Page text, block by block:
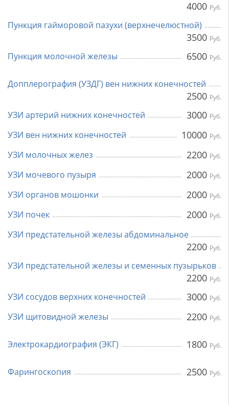
4000 Руб.
Пункция гайморовой пазухи (верхнечелюстной)
3500 Руб.
Пункция молочной железы 6500 Руб.
Допплерография (УЗДГ) вен нижних конечностей
2500 Руб.
УЗИ артерий нижних конечностей 3000 Руб.
УЗИ вен нижних конечностей 10000 Руб.
УЗИ молочных желез 2200 Руб.
УЗИ мочевого пузыря 2000 Руб.
УЗИ органов мошонки 2000 Руб.
УЗИ почек 2000 Руб.
УЗИ предстательной железы абдоминальное
2200 Руб.
УЗИ предстательной железы и семенных пузырьков
2200 Руб.
УЗИ сосудов верхних конечностей 3000 Руб.
УЗИ щитовидной железы 2200 Руб.
Электрокардиография (ЭКГ) 1800 Руб.
Фарингоскопия 2500 Руб.